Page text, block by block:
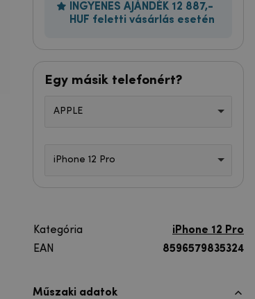
INGYENES AJÁNDÉK 12 887,-
HUF feletti vásárlás esetén
Egy másik telefonért?
APPLE
iPhone 12 Pro
Kategória
iPhone 12 Pro
EAN
8596579835324
Műszaki adatok